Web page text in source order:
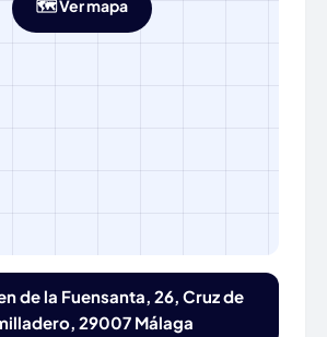
🗺️ Ver mapa
de la Fuensanta, 26, Cruz de
29007 Málaga